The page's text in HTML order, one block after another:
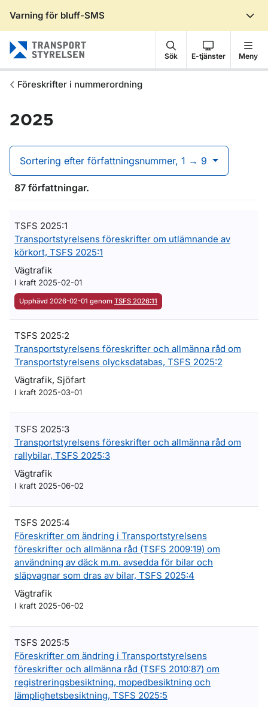
Varning för bluff-SMS
Sök E-tjänster Meny
Föreskrifter i nummerordning
2025
Sortering efter författningsnummer, 1 → 9
87 författningar.
TSFS 2025:1
Transportstyrelsens föreskrifter om utlämnande av
körkort, TSFS 2025:1
Vägtrafik
I kraft 2025-02-01
Upphävd 2026-02-01 genom TSFS 2026:11
TSFS 2025:2
Transportstyrelsens föreskrifter och allmänna råd om
Transportstyrelsens olycksdatabas, TSFS 2025:2
Vägtrafik, Sjöfart
I kraft 2025-03-01
TSFS 2025:3
Transportstyrelsens föreskrifter och allmänna råd om
rallybilar, TSFS 2025:3
Vägtrafik
I kraft 2025-06-02
TSFS 2025:4
Föreskrifter om ändring i Transportstyrelsens
föreskrifter och allmänna råd (TSFS 2009:19) om
användning av däck m.m. avsedda för bilar och
släpvagnar som dras av bilar, TSFS 2025:4
Vägtrafik
I kraft 2025-06-02
TSFS 2025:5
Föreskrifter om ändring i Transportstyrelsens
föreskrifter och allmänna råd (TSFS 2010:87) om
registreringsbesiktning, mopedbesiktning och
lämplighetsbesiktning, TSFS 2025:5